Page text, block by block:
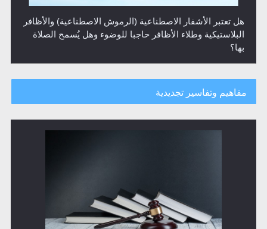
هل يُحسب حول الزكاة وفق السنة الميلادية أو الهجرية؟
مفاهيم وتفاسير تجديدية